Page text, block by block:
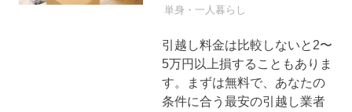
引越し業者
単身・一人暮らし
引越し料金は比較しないと2〜
5万円以上損することもありま
す。まずは無料で、あなたの
条件に合う最安の引越し業者